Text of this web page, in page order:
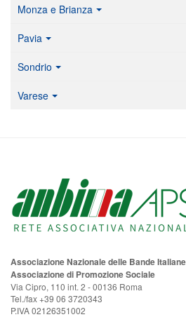
Monza e Brianza
Pavia
Sondrio
Varese
Associazione Nazionale delle Bande
Associazione di Promozione Sociale
Via Cipro, 110 int. 2 - 00136 Roma
Tel./fax +39 06 3720343
P.IVA 02126351002